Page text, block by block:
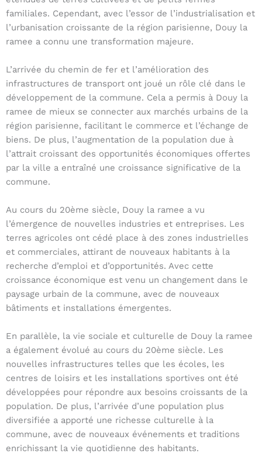
familiales. Cependant, avec l’essor de l’industrialisation et
l’urbanisation croissante de la région parisienne, Douy la
ramee a connu une transformation majeure.
L’arrivée du chemin de fer et l’amélioration des
infrastructures de transport ont joué un rôle clé dans le
développement de la commune. Cela a permis à Douy la
ramee de mieux se connecter aux marchés urbains de la
région parisienne, facilitant le commerce et l’échange de
biens. De plus, l’augmentation de la population due à
l’attrait croissant des opportunités économiques offertes
par la ville a entraîné une croissance significative de la
commune.
Au cours du 20ème siècle, Douy la ramee a vu
l’émergence de nouvelles industries et entreprises. Les
terres agricoles ont cédé place à des zones industrielles
et commerciales, attirant de nouveaux habitants à la
recherche d’emploi et d’opportunités. Avec cette
croissance économique est venu un changement dans le
paysage urbain de la commune, avec de nouveaux
bâtiments et installations émergentes.
En parallèle, la vie sociale et culturelle de Douy la ramee
a également évolué au cours du 20ème siècle. Les
nouvelles infrastructures telles que les écoles, les
centres de loisirs et les installations sportives ont été
développées pour répondre aux besoins croissants de la
population. De plus, l’arrivée d’une population plus
diversifiée a apporté une richesse culturelle à la
commune, avec de nouveaux événements et traditions
enrichissant la vie quotidienne des habitants.